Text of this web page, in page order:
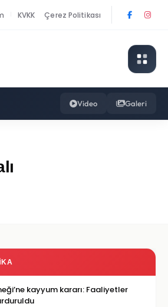
KVKK Çerez Politikası
Video Galeri
kayyum kararı: Faaliyetler